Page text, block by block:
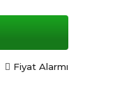
Fiyat Alarmı